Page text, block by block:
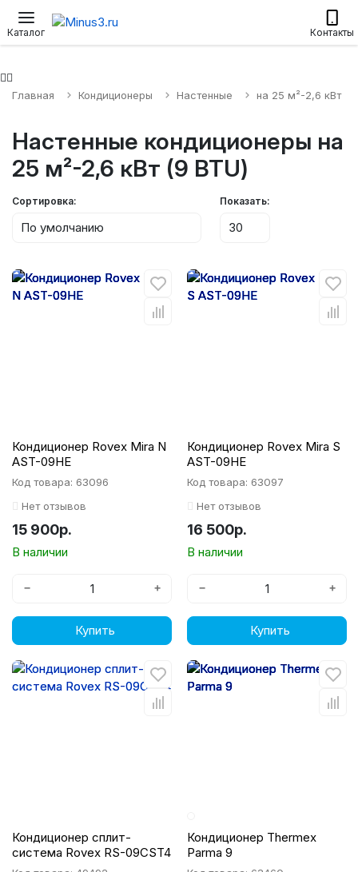
Каталог Контакты
Настенные сплит-системы
Главная Кондиционеры Настенные на 25 м²-2,6 кВт
Настенные кондиционеры на
25 м²-2,6 кВт (9 BTU)
Сортировка: Показать:
Кондиционер Rovex Mira N
AST-09HE
Код товара: 63096
Нет отзывов
15 900р.
В наличии
− +
Купить
Кондиционер Rovex Mira S
AST-09HE
Код товара: 63097
Нет отзывов
16 500р.
В наличии
− +
Купить
Кондиционер сплит-
система Rovex RS-09CST4
Кондиционер Thermex
Parma 9